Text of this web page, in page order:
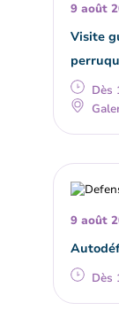
9 août
Visite
Dès
9 août
Dès